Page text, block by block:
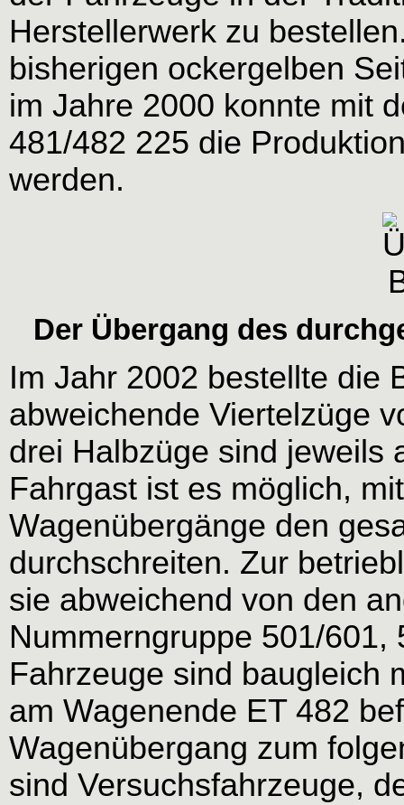
Herstellerwerk zu
bisherigen ockergelben
im Jahre 2000 konnte mit
481/482 225 die
werden.
Der Übergang des
Im Jahr 2002 bestellte die
abweichende Viertelzüge
drei Halbzüge sind jeweils
Fahrgast ist es möglich,
Wagenübergänge den
durchschreiten. Zur
sie abweichend von den
Nummerngruppe 501/
Fahrzeuge sind baugleich
am Wagenende ET 482
Wagenübergang zum
sind Versuchsfahrzeuge,